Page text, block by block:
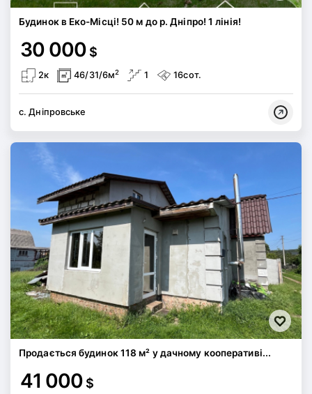
Будинок в Еко-Місці! 50 м до р. Дніпро! 1 лінія!
30 000 $
2к 46/31/6м2 1 16сот.
с. Дніпровське
Продається будинок 118 м² у дачному кооперативі...
41 000 $